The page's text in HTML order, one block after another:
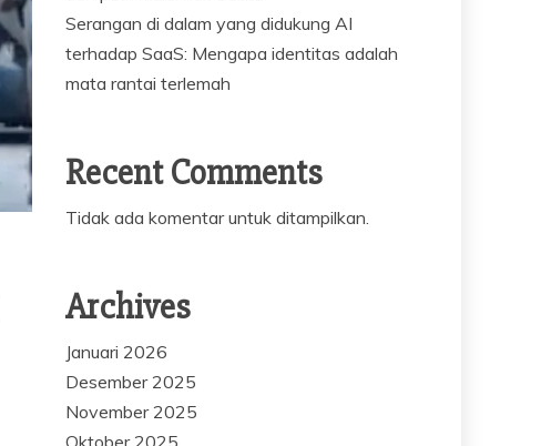
Serangan di dalam yang didukung AI
terhadap SaaS: Mengapa identitas adalah
mata rantai terlemah
Recent Comments
Tidak ada komentar untuk ditampilkan.
Archives
Januari 2026
Desember 2025
November 2025
Oktober 2025